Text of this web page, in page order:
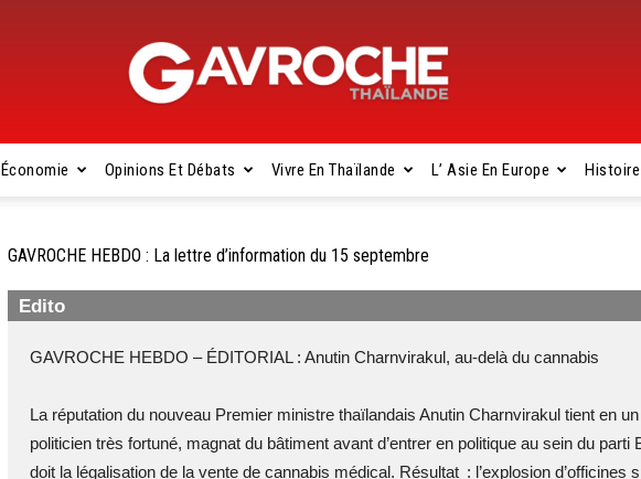
Gavroche
Thaïlande
Économie Opinions Et Débats Vivre En Thaïlande L’ Asie En Europe
GAVROCHE HEBDO : La lettre d’information du 15 septembre
Edito
GAVROCHE HEBDO – ÉDITORIAL : Anutin Charnvirakul, au-delà du cannabis
La réputation du nouveau Premier ministre thaïlandais Anutin Charnvirakul tient en
politicien très fortuné, magnat du bâtiment avant d’entrer en politique au sein du parti
doit la légalisation de la vente de cannabis médical. Résultat : l’explosion d’officines